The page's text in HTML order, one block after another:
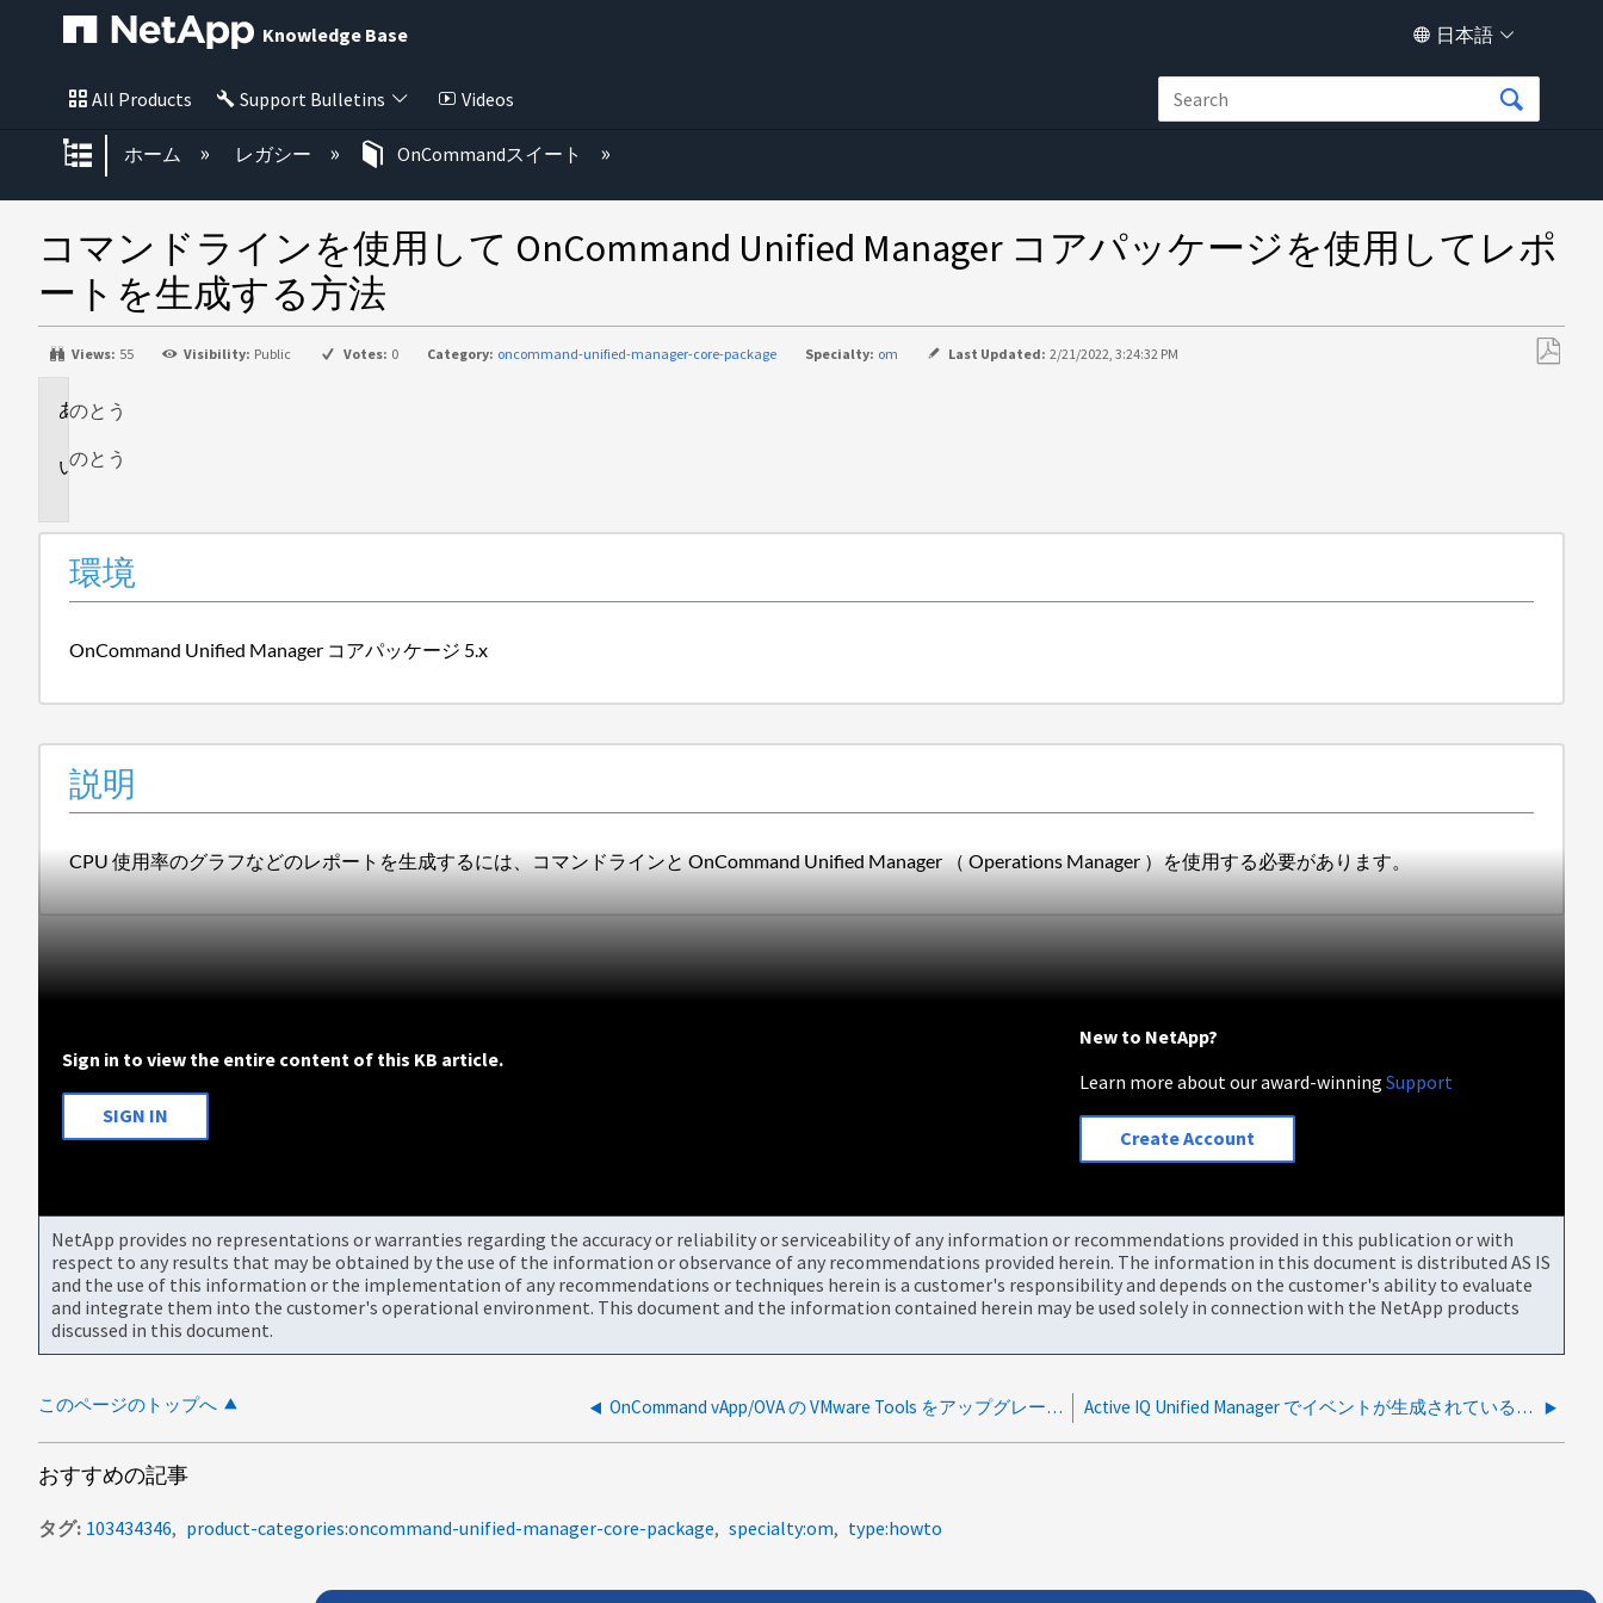
Knowledge Base 日本語
All Products Support Bulletins Videos
グローバル階層を展開/折りたたむ
ホーム レガシー OnCommandスイート
コマンドラインを使用して OnCommand Unified Manager コアパッケージを使用してレポ
ートを生成する方法
Views: 55 Visibility: Public Votes: 0 Category: oncommand-unified-manager-core-package Specialty: om Last Updated: 2/21/2022, 3:24:32 PM
環
説
のとう
のとう
環境
OnCommand Unified Manager コアパッケージ 5.x
説明
CPU 使用率のグラフなどのレポートを生成するには、コマンドラインと OnCommand Unified Manager （ Operations Manager ）を使用する必要があります。
Sign in to view the entire content of this KB article.
SIGN IN
New to NetApp?
Learn more about our award-winningSupport
Create Account
NetApp provides no representations or warranties regarding the accuracy or reliability or serviceability of any information or recommendations provided in this publication or with
respect to any results that may be obtained by the use of the information or observance of any recommendations provided herein. The information in this document is distributed AS IS
and the use of this information or the implementation of any recommendations or techniques herein is a customer's responsibility and depends on the customer's ability to evaluate
and integrate them into the customer's operational environment. This document and the information contained herein may be used solely in connection with the NetApp products
discussed in this document.
このページのトップへ OnCommand vApp/OVA の VMware Tools をアップグレードする方法 Active IQ Unified Manager でイベントが生成されていることを確認する方法
おすすめの記事
タグ 103434346 product-categories:oncommand-unified-manager-core-package specialty:om type:howto